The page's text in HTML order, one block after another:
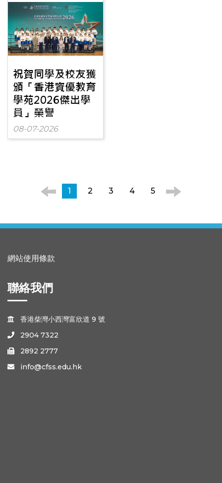
祝賀同學及校友獲
頒「香港資優教育
學苑2026傑出學
員」榮譽
08-07-2026
1 2 3 4 5
網站使用條款
聯絡我們
 香港柴灣小西灣富欣道 9 號
 2904 7322
 2892 2777
 info@cfss.edu.hk